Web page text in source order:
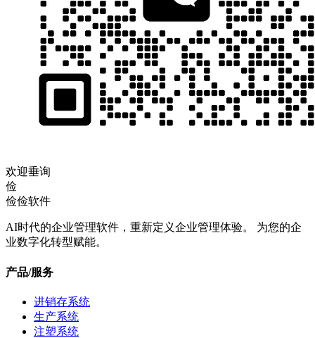
欢迎垂询
俭
俭俭软件
AI时代的企业管理软件，重新定义企业管理体验。 为您的企
业数字化转型赋能。
产品/服务
进销存系统
生产系统
注塑系统